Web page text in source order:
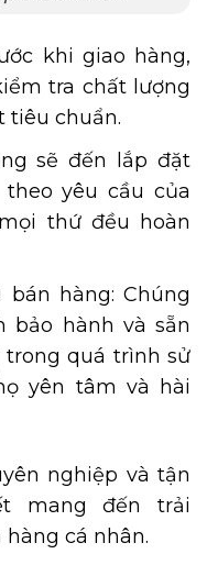
khi giao hàng,
tra chất lượng
tiêu chuẩn.
sẽ đến lắp đặt
yêu cầu của
thứ đều hoàn
hàng: Chúng
bảo hành và sẵn
quá trình sử
yên tâm và hài
nghiệp và tận
mang đến trải
cá nhân.